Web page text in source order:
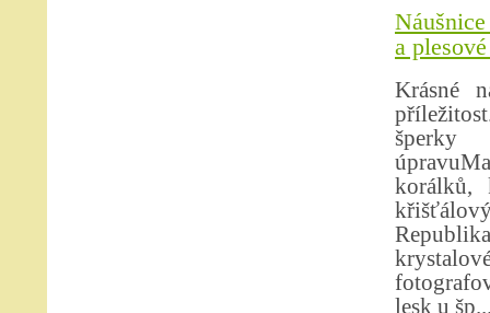
a
Krásné
šperky
korálků,
lesk u